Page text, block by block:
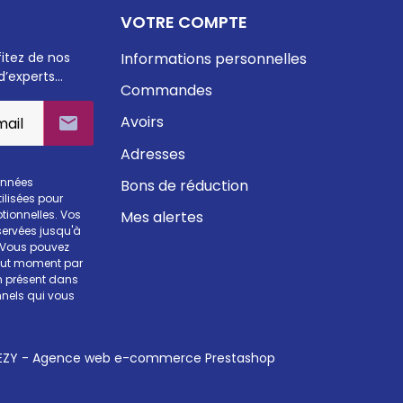
de nos

pour
Vos
jusqu'à
pouvez
moment par
présent dans
qui vous
VOTRE COMPTE
Informations personnelles
Commandes
Avoirs
Adresses
Bons de réduction
Mes alertes
- Agence web e-commerce Prestashop